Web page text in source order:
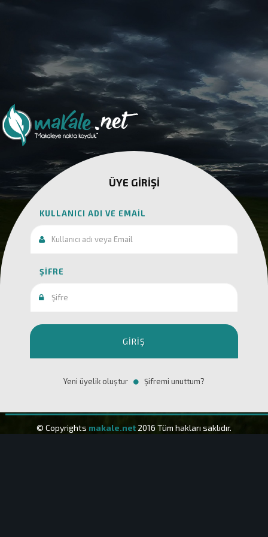
ÜYE GIRIŞI
KULLANICI ADI VE EMAIL
ŞIFRE
GIRIŞ
Yeni üyelik oluştur Şifremi unuttum?
© Copyrights makale.net 2016 Tüm hakları saklıdır.